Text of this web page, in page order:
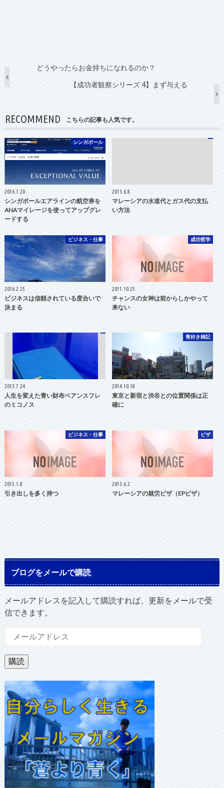
どうやったらお金持ちになれるのか？
【成功者観察シリーズ 4】まず与える
RECOMMEND こちらの記事も人気です。
シンガポール
2016.1.20
シンガポールエアラインの航空券を
ANAマイレージを使ってアップグレ
ードする
2013.6.8
マレーシアの水道代とガス代の支払
い方法
ビジネス・仕事
2016.2.25
ビジネスは信頼されている度合いで
決まる
成功哲学
2011.10.25
チャンスの女神は前からしかやって
来ない
2013.7.24
人生を変えた青い財布ベアンスフレ
のミコノス
青好き雑記
2014.10.18
東京と新宿と渋谷との位置関係は正
確に
ビジネス・仕事
2015.1.8
引き出しを多く持つ
ビザ
2013.6.2
マレーシアの就労ビザ（EPビザ）
ブログをメールで購読
メールアドレスを記入して購読すれば、更新をメールで受
信できます。
ル
ア
ド
レ
ス
購読